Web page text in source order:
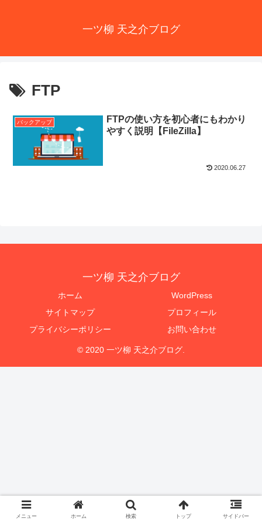
一ツ柳 天之介ブログ
FTP
バックアップ
FTPの使い方を初心者にもわかり
やすく説明【FileZilla】
2020.06.27
一ツ柳 天之介ブログ
ホーム
WordPress
サイトマップ
プロフィール
プライバシーポリシー
お問い合わせ
© 2020 一ツ柳 天之介ブログ.
メニュー ホーム 検索 トップ サイドバー